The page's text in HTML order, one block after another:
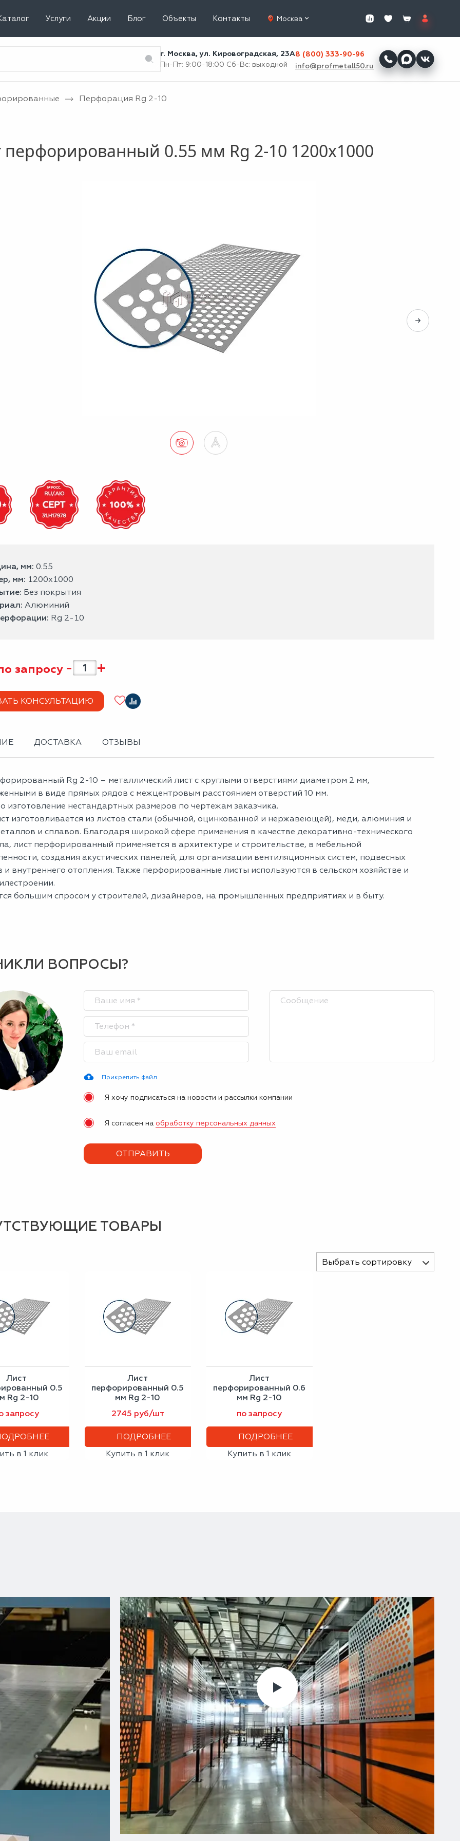
Услуги Акции Блог Объекты Контакты Москва
г. Москва, ул. Кировоградская, 23А
Пн-Пт: 9:00-18:00 Сб-Вс: выходной
8 (800) 333-90-96
info@profmetall50.ru
Перфорация Rg 2-10
перфорированный 0.55 мм Rg 2-10 1200х1000
мм: 0.55
мм: 1200x1000
Без покрытия
Алюминий
Rg 2-10
запросу - +
КОНСУЛЬТАЦИЮ
ДОСТАВКА ОТЗЫВЫ
Rg 2-10 ― металлический лист с круглыми отверстиями диаметром 2 мм,
в виде прямых рядов с межцентровым расстоянием отверстий 10 мм.
изготовление нестандартных размеров по чертежам заказчика.
изготовливается из листов стали (обычной, оцинкованной и нержавеющей), меди, алюминия и
и сплавов. Благодаря широкой сфере применения в качестве декоративно-технического
лист перфорированный применяется в архитектуре и строительстве, в мебельной
создания акустических панелей, для организации вентиляционных систем, подвесных
и внутреннего отопления. Также перфорированные листы используются в сельском хозяйстве и
большим спросом у строителей, дизайнеров, на промышленных предприятиях и в быту.
ВОПРОСЫ?
Прикрепить файл
Я хочу подписаться на новости и рассылки компании
Я согласен на обработку персональных данных
ТОВАРЫ
Выбрать сортировку
Лист
0.5
Rg 2-10
запросу
в 1 клик
Лист
перфорированный 0.5
мм Rg 2-10
1000х2000
2745 руб/шт
ПОДРОБНЕЕ
Купить в 1 клик
Лист
перфорированный 0.6
мм Rg 2-10
по запросу
ПОДРОБНЕЕ
Купить в 1 клик